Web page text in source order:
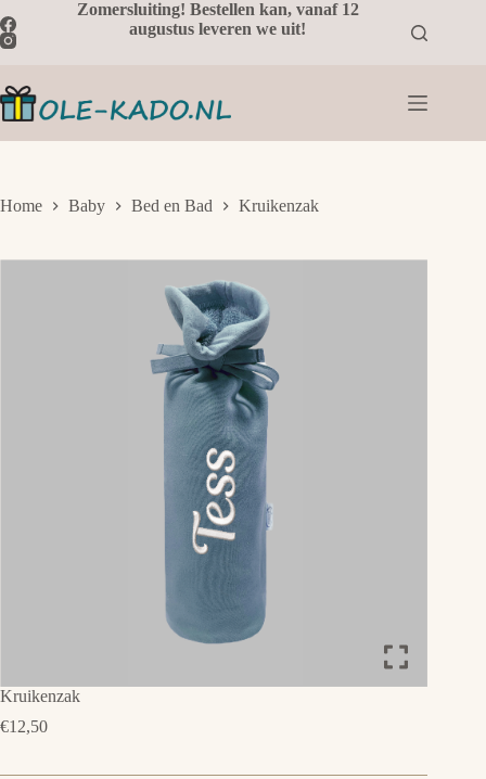
naar
de
Zomersluiting! Bestellen kan, vanaf 12
augustus leveren we uit!
Home Baby Bed en Bad Kruikenzak
Kruikenzak
€12,50